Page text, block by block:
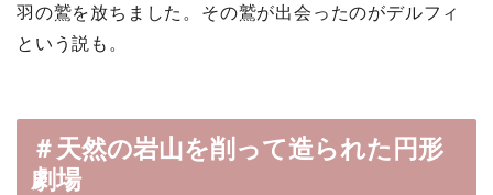
羽の鷲を放ちました。その鷲が出会ったのがデルフィ
という説も。
＃天然の岩山を削って造られた円形
劇場